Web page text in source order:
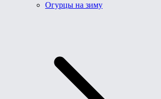
Огурцы на зиму